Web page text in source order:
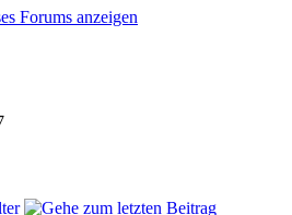
Forums anzeigen